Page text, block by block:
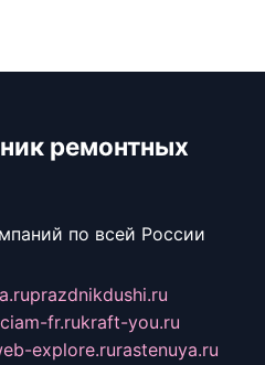
ремонтных
по всей России
prazdnikdushi.ru
ciam-fr.rukraft-you.ru
explore.rurastenuya.ru